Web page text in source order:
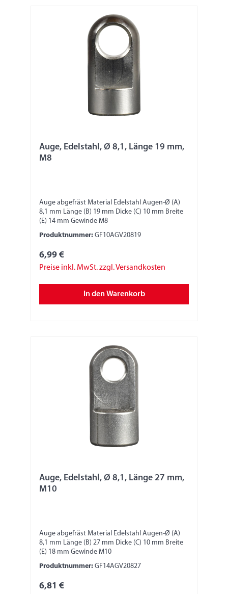
Auge, Edelstahl, Ø 8,1, Länge 19 mm,
M8
Auge abgefräst Material Edelstahl Augen-Ø (A)
8,1 mm Länge (B) 19 mm Dicke (C) 10 mm Breite
(E) 14 mm Gewinde M8
Produktnummer: GF10AGV20819
6,99 €
Preise inkl. MwSt. zzgl. Versandkosten
In den Warenkorb
Auge, Edelstahl, Ø 8,1, Länge 27 mm,
M10
Auge abgefräst Material Edelstahl Augen-Ø (A)
8,1 mm Länge (B) 27 mm Dicke (C) 10 mm Breite
(E) 18 mm Gewinde M10
Produktnummer: GF14AGV20827
6,81 €